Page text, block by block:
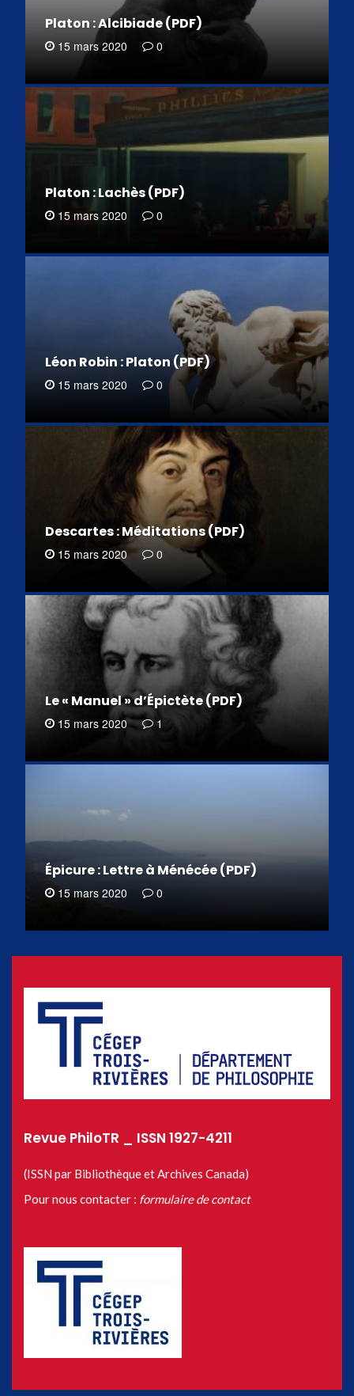
Platon : Alcibiade (PDF)
15 mars 2020 0
Platon : Lachès (PDF)
15 mars 2020 0
Léon Robin : Platon (PDF)
15 mars 2020 0
Descartes : Méditations (PDF)
15 mars 2020 0
Le « Manuel » d’Épictète (PDF)
15 mars 2020 1
Épicure : Lettre à Ménécée (PDF)
15 mars 2020 0
Revue PhiloTR _ ISSN 1927-4211
(ISSN par Bibliothèque et Archives Canada)
Pour nous contacter : formulaire de contact